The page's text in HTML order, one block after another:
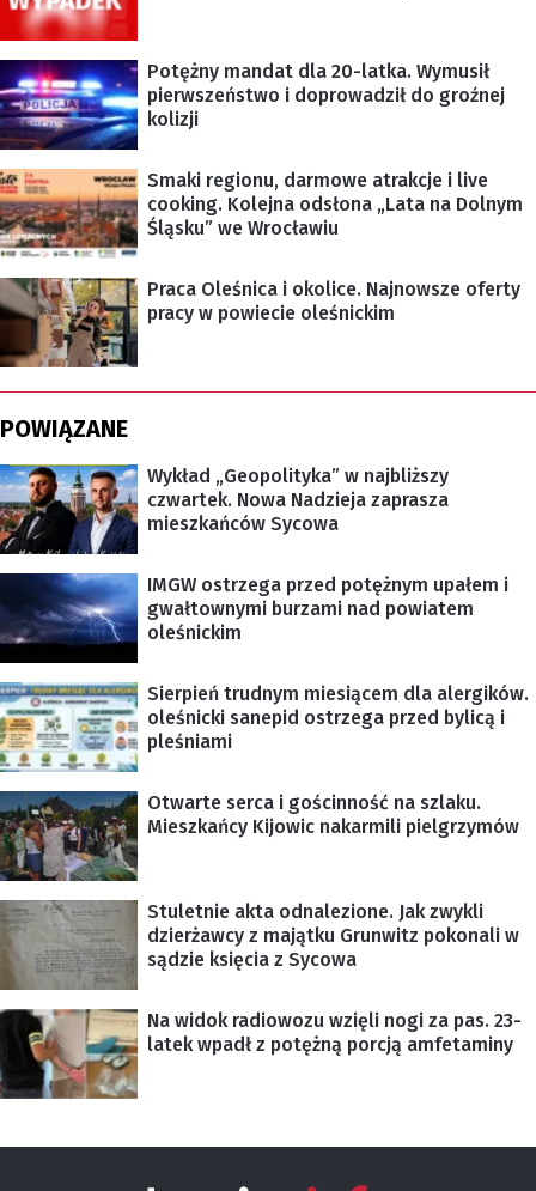
Potężny mandat dla 20-latka. Wymusił
pierwszeństwo i doprowadził do groźnej
kolizji
Smaki regionu, darmowe atrakcje i live
cooking. Kolejna odsłona „Lata na Dolnym
Śląsku” we Wrocławiu
Praca Oleśnica i okolice. Najnowsze oferty
pracy w powiecie oleśnickim
POWIĄZANE
Wykład „Geopolityka” w najbliższy
czwartek. Nowa Nadzieja zaprasza
mieszkańców Sycowa
IMGW ostrzega przed potężnym upałem i
gwałtownymi burzami nad powiatem
oleśnickim
Sierpień trudnym miesiącem dla alergików.
oleśnicki sanepid ostrzega przed bylicą i
pleśniami
Otwarte serca i gościnność na szlaku.
Mieszkańcy Kijowic nakarmili pielgrzymów
Stuletnie akta odnalezione. Jak zwykli
dzierżawcy z majątku Grunwitz pokonali w
sądzie księcia z Sycowa
Na widok radiowozu wzięli nogi za pas. 23-
latek wpadł z potężną porcją amfetaminy